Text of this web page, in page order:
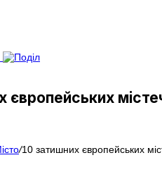
європейських
/10 затишних європейських